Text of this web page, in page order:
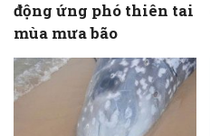
động ứng phó thiên tai
mùa mưa bão